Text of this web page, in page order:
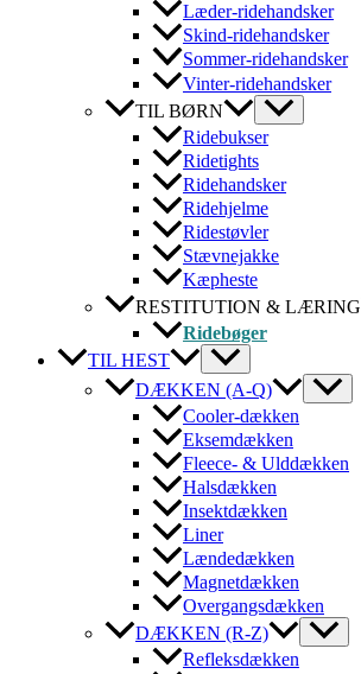
Læder-ridehandsker
Skind-ridehandsker
Sommer-ridehandsker
Vinter-ridehandsker
TIL BØRN
Ridebukser
Ridetights
Ridehandsker
Ridehjelme
Ridestøvler
Stævnejakke
Kæpheste
RESTITUTION & LÆRING
Ridebøger
TIL HEST
DÆKKEN (A-Q)
Cooler-dækken
Eksemdækken
Fleece- & Ulddækken
Halsdækken
Insektdækken
Liner
Lændedækken
Magnetdækken
Overgangsdækken
DÆKKEN (R-Z)
Refleksdækken